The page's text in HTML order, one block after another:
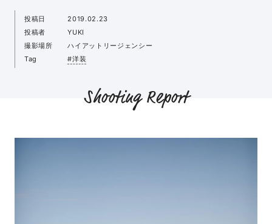
投稿日
2019.02.23
投稿者
YUKI
撮影場所
ハイアットリージェンシー
Tag
#洋装
Shooting Report